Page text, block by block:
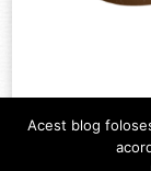
Acest blog